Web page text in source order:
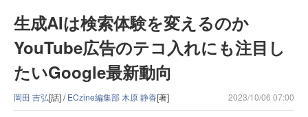
生成AIは検索体験を変えるのか
YouTube広告のテコ入れにも注目し
たいGoogle最新動向
岡田 吉弘[話] /ECzine編集部 木原 静香[著] 2023/10/06 07:00